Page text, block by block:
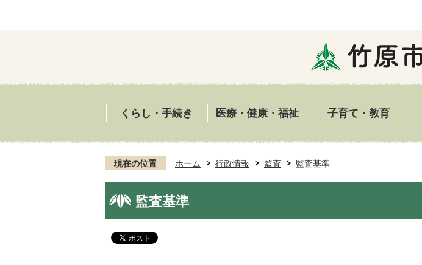
くらし・手続き 医療・健康・福祉 子育て・教育
現在の位置 ホーム 行政情報 監査 監査基準
監査基準